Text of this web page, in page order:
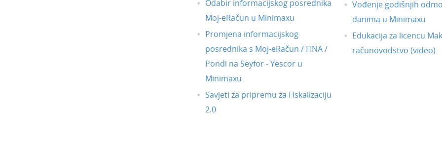
Odabir informacijskog posrednika
Moj-eRačun u Minimaxu
Promjena informacijskog
posrednika s Moj-eRačun / FINA /
Pondi na Seyfor - Yescor u
Minimaxu
Savjeti za pripremu za Fiskalizaciju
2.0
Vođenje godišnjih
danima u Minimaxu
Edukacija za licencu
računovodstvo (video)